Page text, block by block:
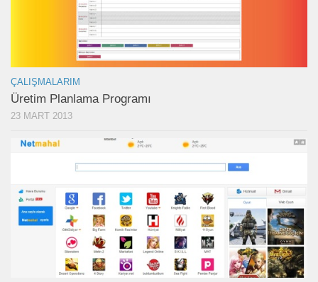
ÇALIŞMALARIM
Üretim Planlama Programı
23 MART 2013